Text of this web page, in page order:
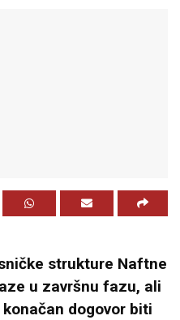
strukture Naftne
u završnu fazu, ali
dogovor biti